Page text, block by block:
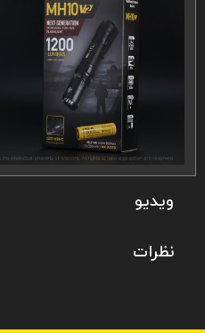
ویدیو
نظرات